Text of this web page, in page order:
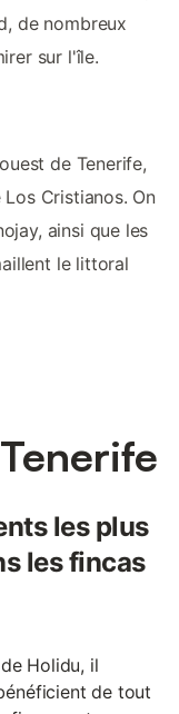
de nombreux
sur l'île.
de Tenerife,
Cristianos. On
ainsi que les
le littoral
les plus
les fincas
Holidu, il
de tout